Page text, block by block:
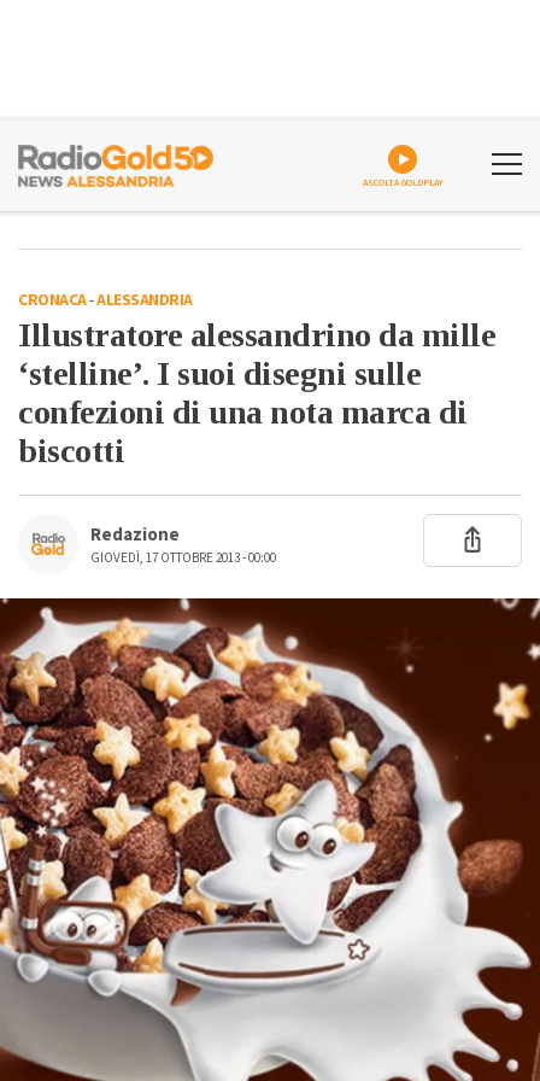
ASCOLTA GOLDPLAY
CRONACA-ALESSANDRIA
Illustratore alessandrino da mille
‘stelline’. I suoi disegni sulle
confezioni di una nota marca di
biscotti
Redazione
GIOVEDÌ, 17 OTTOBRE 2013 - 00:00